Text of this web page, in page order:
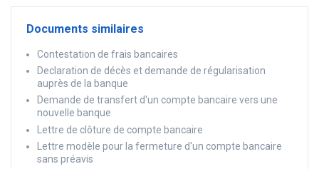
Documents similaires
Contestation de frais bancaires
Declaration de décès et demande de régularisation
auprès de la banque
Demande de transfert d'un compte bancaire vers une
nouvelle banque
Lettre de clôture de compte bancaire
Lettre modèle pour la fermeture d'un compte bancaire
sans préavis